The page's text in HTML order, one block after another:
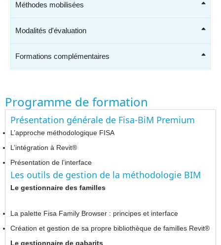
Méthodes mobilisées
Modalités d'évaluation
Formations complémentaires
Programme de formation
Présentation générale de Fisa-BiM Premium
L’approche méthodologique FISA
L’intégration à Revit®
Présentation de l’interface
Les outils de gestion de la méthodologie BIM
Le gestionnaire des familles
La palette Fisa Family Browser : principes et interface
Création et gestion de sa propre bibliothèque de familles Revit®
Le gestionnaire de gabarits